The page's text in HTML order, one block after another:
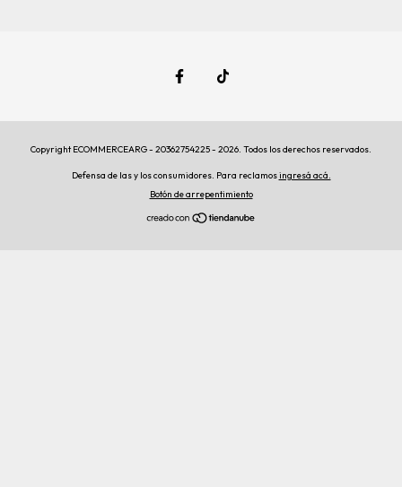
Copyright ECOMMERCEARG - 20362754225 - 2026. Todos los derechos reservados.
Defensa de las y los consumidores. Para reclamosingresá acá.
Botón de arrepentimiento